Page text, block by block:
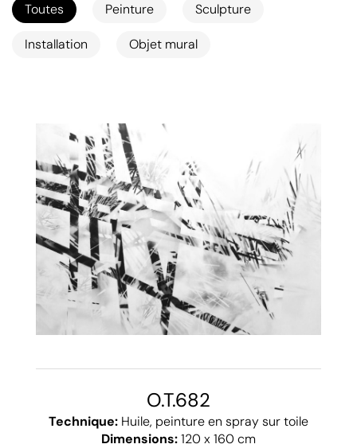
Toutes Peinture Sculpture
Installation Objet mural
O.T.682
Technique: Huile, peinture en spray sur toile
Dimensions:120 x 160 cm